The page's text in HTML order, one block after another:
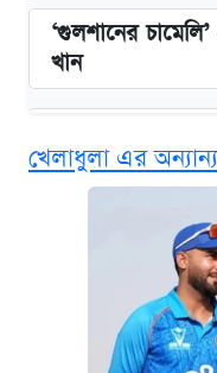
‘গুলশানের
খান
দাম ও ফিচার
কবে শুরু হচ্ছে
নবম জাতীয় পে-
খেলাধুলা এর